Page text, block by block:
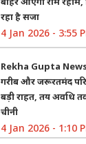
रहा है सजा
4 Jan 2026 - 3:55
Rekha Gupta
गरीब और जरूरतमंद
बड़ी राहत, तय अवधि
चीनी
4 Jan 2026 - 1:10